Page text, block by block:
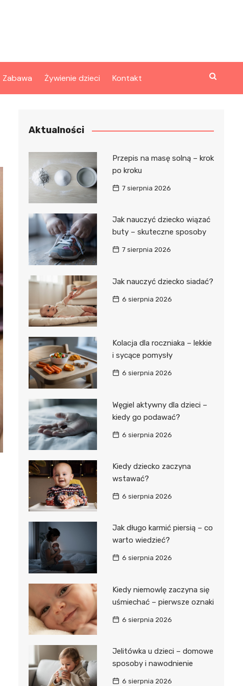
Zabawa Żywienie dzieci Kontakt
Aktualności
Przepis na masę solną – krok
po kroku
7 sierpnia 2026
Jak nauczyć dziecko wiązać
buty – skuteczne sposoby
7 sierpnia 2026
Jak nauczyć dziecko siadać?
6 sierpnia 2026
Kolacja dla roczniaka – lekkie
i sycące pomysły
6 sierpnia 2026
Węgiel aktywny dla dzieci –
kiedy go podawać?
6 sierpnia 2026
Kiedy dziecko zaczyna
wstawać?
6 sierpnia 2026
Jak długo karmić piersią – co
warto wiedzieć?
6 sierpnia 2026
Kiedy niemowlę zaczyna się
uśmiechać – pierwsze oznaki
6 sierpnia 2026
Jelitówka u dzieci – domowe
sposoby i nawodnienie
6 sierpnia 2026